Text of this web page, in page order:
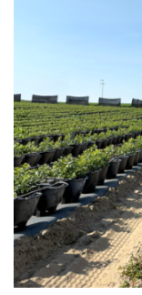
muy
interesante
en
las
manos
correctas”